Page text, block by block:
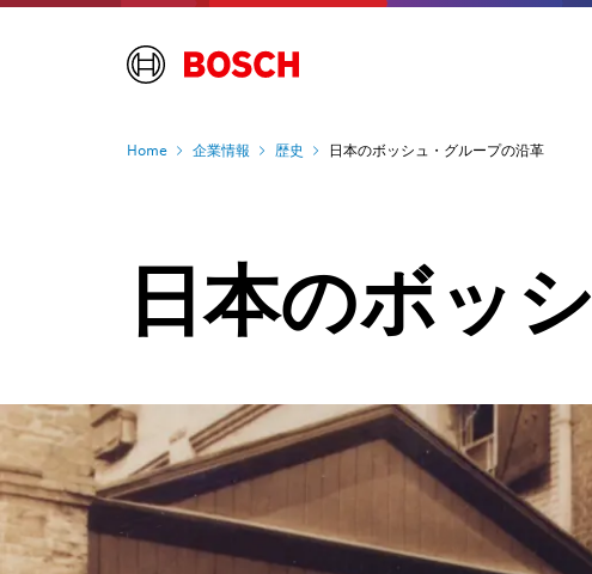
Home 企業情報 歴史 日本のボッシュ・グループの沿革
日本のボッ